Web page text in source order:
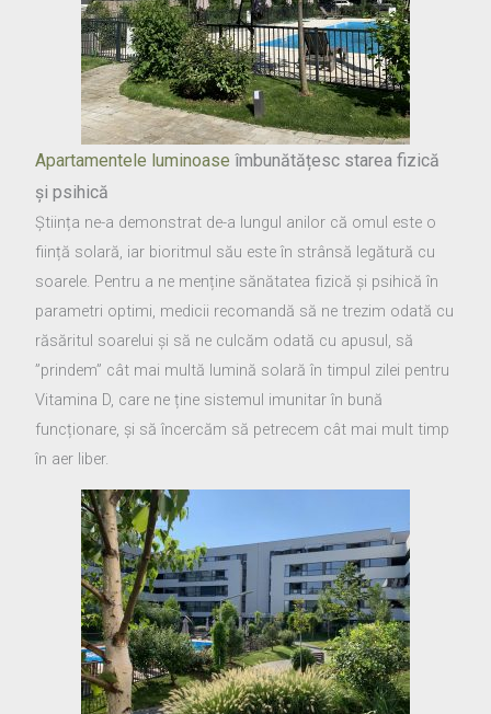
Apartamentele luminoase îmbunătățesc starea fizică
și psihică
Știința ne-a demonstrat de-a lungul anilor că omul este o
ființă solară, iar bioritmul său este în strânsă legătură cu
soarele. Pentru a ne menține sănătatea fizică și psihică în
parametri optimi, medicii recomandă să ne trezim odată cu
răsăritul soarelui și să ne culcăm odată cu apusul, să
”prindem” cât mai multă lumină solară în timpul zilei pentru
Vitamina D, care ne ține sistemul imunitar în bună
funcționare, și să încercăm să petrecem cât mai mult timp
în aer liber.